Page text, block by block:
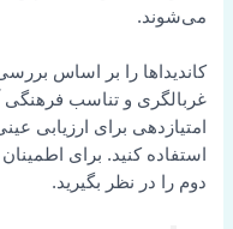
می‌شوند.
کاندیداها را بر اساس
غربالگری و تناسب فرهنگی
امتیازدهی برای ارزیابی
استفاده کنید. برای
دوم را در نظر بگیرید.